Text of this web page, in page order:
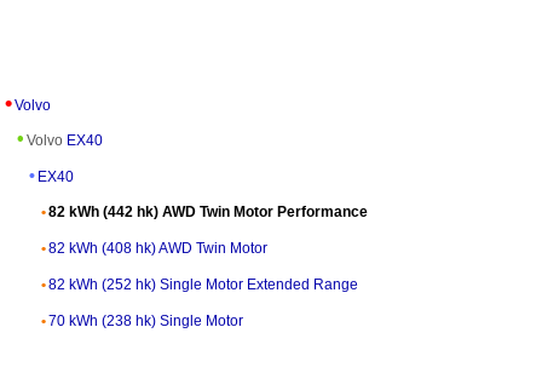
Volvo
Volvo EX40
EX40
82 kWh (442 hk) AWD Twin Motor Performance
82 kWh (408 hk) AWD Twin Motor
82 kWh (252 hk) Single Motor Extended Range
70 kWh (238 hk) Single Motor